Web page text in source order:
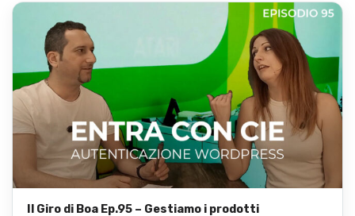
Il Giro di Boa Ep.95 – Gestiamo i prodotti